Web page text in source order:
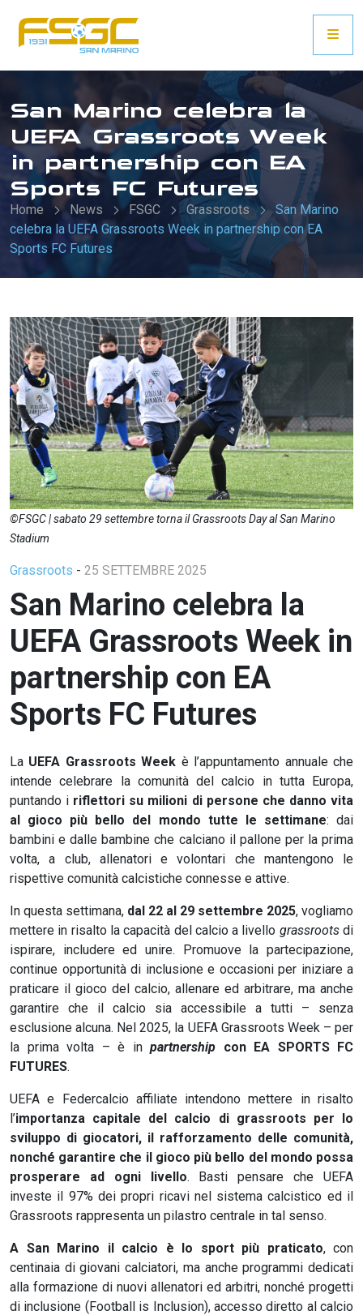
San Marino celebra la
UEFA Grassroots Week
in partnership con EA
Sports FC Futures
Home News FSGC Grassroots
San Marino
celebra la UEFA Grassroots Week in partnership con EA
Sports FC Futures
©FSGC | sabato 29 settembre torna il Grassroots Day al San Marino
Stadium
Grassroots - 25 SETTEMBRE 2025
San Marino celebra la
UEFA Grassroots Week in
partnership con EA
Sports FC Futures
La UEFA Grassroots Week è l’appuntamento annuale che
intende celebrare la comunità del calcio in tutta Europa,
puntando i riflettori su milioni di persone che danno vita
al gioco più bello del mondo tutte le settimane: dai
bambini e dalle bambine che calciano il pallone per la prima
volta, a club, allenatori e volontari che mantengono le
rispettive comunità calcistiche connesse e attive.
In questa settimana, dal 22 al 29 settembre 2025, vogliamo
mettere in risalto la capacità del calcio a livello grassrootsdi
ispirare, includere ed unire. Promuove la partecipazione,
continue opportunità di inclusione e occasioni per iniziare a
praticare il gioco del calcio, allenare ed arbitrare, ma anche
garantire che il calcio sia accessibile a tutti – senza
esclusione alcuna. Nel 2025, la UEFA Grassroots Week – per
la prima volta – è in partnership con EA SPORTS FC
FUTURES.
UEFA e Federcalcio affiliate intendono mettere in risalto
l’importanza capitale del calcio di grassroots per lo
sviluppo di giocatori, il rafforzamento delle comunità,
nonché garantire che il gioco più bello del mondo possa
prosperare ad ogni livello. Basti pensare che UEFA
investe il 97% dei propri ricavi nel sistema calcistico ed il
Grassroots rappresenta un pilastro centrale in tal senso.
A San Marino il calcio è lo sport più praticato, con
centinaia di giovani calciatori, ma anche programmi dedicati
alla formazione di nuovi allenatori ed arbitri, nonché progetti
di inclusione (Football is Inclusion), accesso diretto al calcio